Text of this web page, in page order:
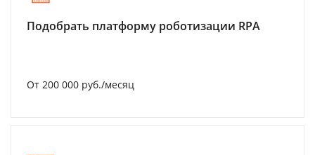
Подобрать платформу роботизации RPA
От 200 000 руб./месяц